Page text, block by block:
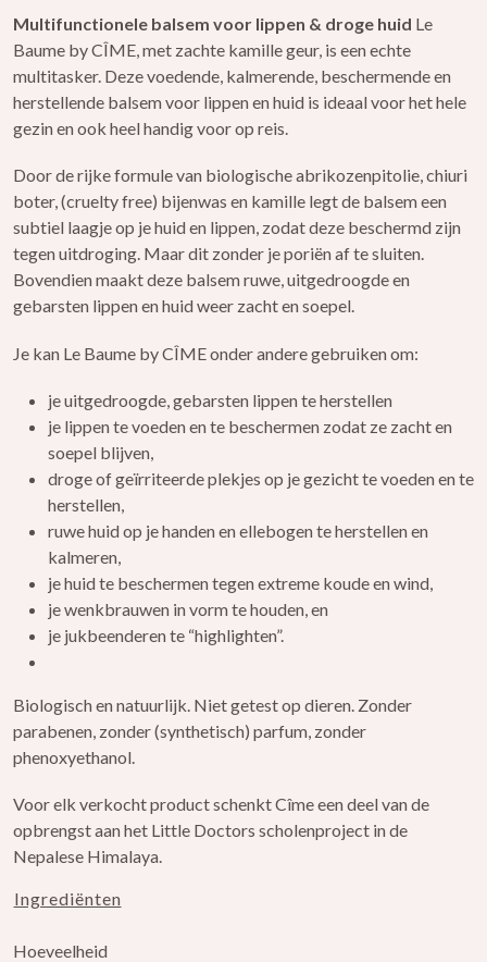
Multifunctionele balsem voor lippen & droge huid Le
Baume by CÎME, met zachte kamille geur, is een echte
multitasker. Deze voedende, kalmerende, beschermende en
herstellende balsem voor lippen en huid is ideaal voor het hele
gezin en ook heel handig voor op reis.
Door de rijke formule van biologische abrikozenpitolie, chiuri
boter, (cruelty free) bijenwas en kamille legt de balsem een
subtiel laagje op je huid en lippen, zodat deze beschermd zijn
tegen uitdroging. Maar dit zonder je poriën af te sluiten.
Bovendien maakt deze balsem ruwe, uitgedroogde en
gebarsten lippen en huid weer zacht en soepel.
Je kan Le Baume by CÎME onder andere gebruiken om:
je uitgedroogde, gebarsten lippen te herstellen
je lippen te voeden en te beschermen zodat ze zacht en
soepel blijven,
droge of geïrriteerde plekjes op je gezicht te voeden en te
herstellen,
ruwe huid op je handen en ellebogen te herstellen en
kalmeren,
je huid te beschermen tegen extreme koude en wind,
je wenkbrauwen in vorm te houden, en
je jukbeenderen te “highlighten”.
Biologisch en natuurlijk. Niet getest op dieren. Zonder
parabenen, zonder (synthetisch) parfum, zonder
phenoxyethanol.
Voor elk verkocht product schenkt Cîme een deel van de
opbrengst aan het Little Doctors scholenproject in de
Nepalese Himalaya.
Ingrediënten
Hoeveelheid